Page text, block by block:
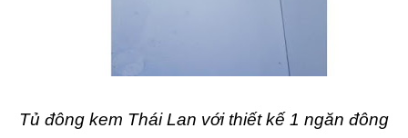
Tủ đông kem Thái Lan với thiết kế 1 ngăn đông